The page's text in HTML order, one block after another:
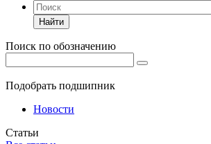
Найти
Поиск по обозначению
Подобрать подшипник
Новости
Статьи